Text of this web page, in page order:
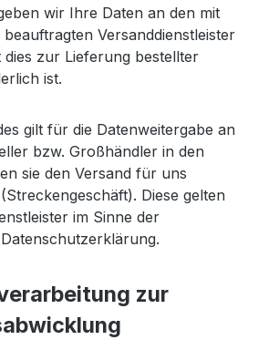
wir Ihre Daten an den mit
Versanddienstleister
dies zur Lieferung bestellter
ist.
gilt für die Datenweitergabe an
bzw. Großhändler in den
sie den Versand für uns
Diese gelten
im Sinne der
zur